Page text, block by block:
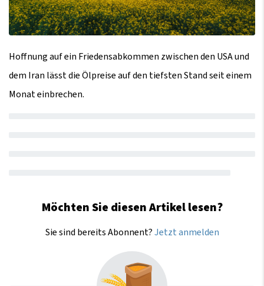
Hoffnung auf ein Friedensabkommen zwischen den USA und
dem Iran lässt die Ölpreise auf den tiefsten Stand seit einem
Monat einbrechen.
Möchten Sie diesen Artikel lesen?
Sie sind bereits Abonnent?Jetzt anmelden